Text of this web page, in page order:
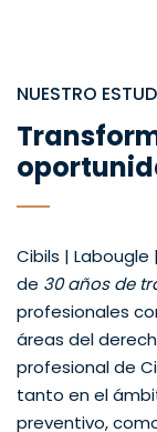
NUESTRO
Cibils |
de 30 años de
profesionales
áreas del
profesional de
tanto en el
preventivo,